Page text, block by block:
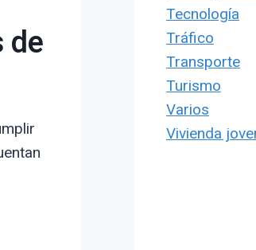
de
Tecnología
Tráfico
Transporte
Turismo
Varios
Vivienda